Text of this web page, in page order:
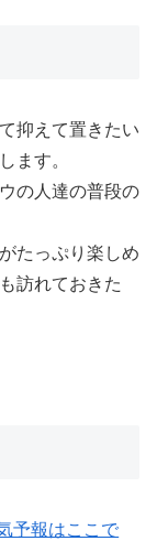
抑えて置きたい
ます。
の人達の普段の
たっぷり楽しめ
訪れておきた
予報はここで